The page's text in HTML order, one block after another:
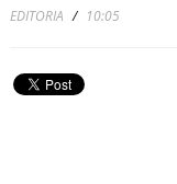
EDITORIA / 10:05